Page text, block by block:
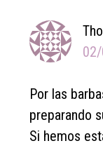
Por las
preparando
Si hemos